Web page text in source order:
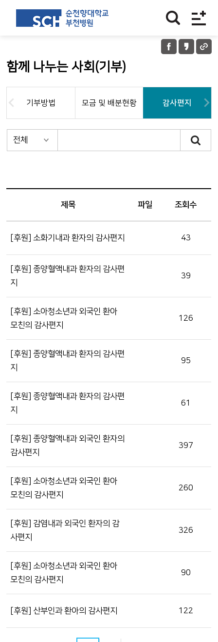
함께 나누는 사회(기부)
기부방법 모금 및 배분현황 감사편지
제목 파일 조회수
[후원] 소화기내과 환자의 감사편지 43
[후원] 종양혈액내과 환자의 감사편
지
39
[후원] 소아청소년과 외국인 환아
모친의 감사편지
126
[후원] 종양혈액내과 환자의 감사편
지
95
[후원] 종양혈액내과 환자의 감사편
지
61
[후원] 종양혈액내과 외국인 환자의
감사편지
397
[후원] 소아청소년과 외국인 환아
모친의 감사편지
260
[후원] 감염내과 외국인 환자의 감
사편지
326
[후원] 소아청소년과 외국인 환아
모친의 감사편지
90
[후원] 산부인과 환아의 감사편지 122